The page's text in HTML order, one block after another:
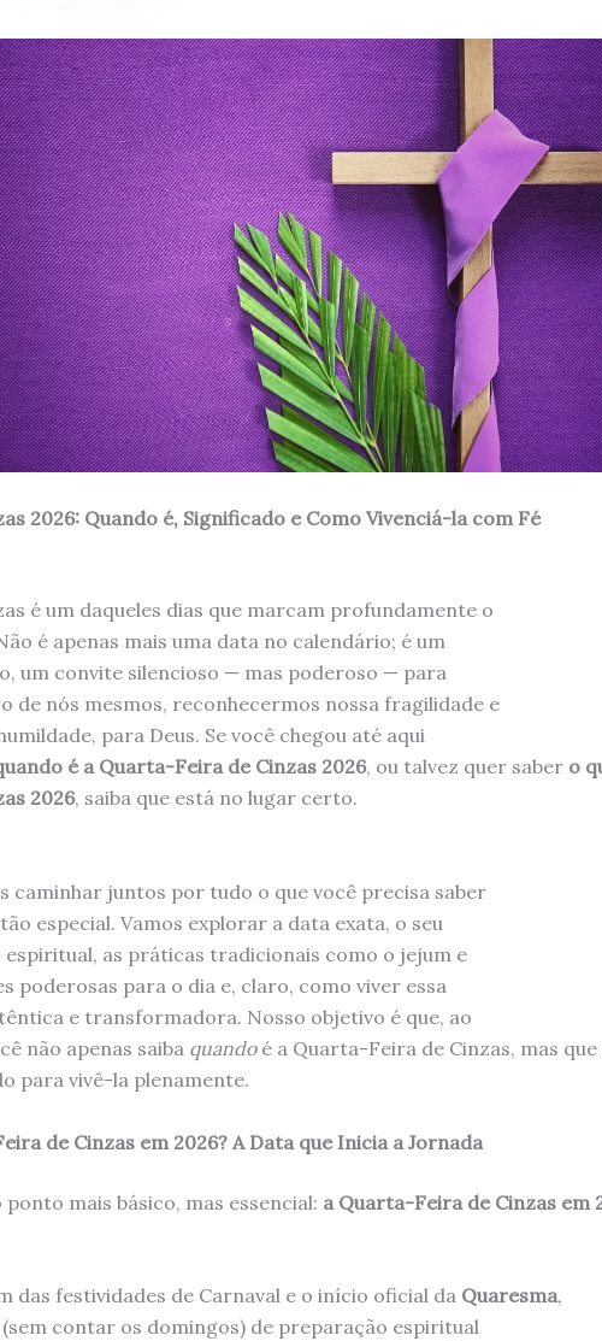
2026: Quando é, Significado e Como Vivenciá-la com Fé
é um daqueles dias que marcam profundamente o
é apenas mais uma data no calendário; é um
um convite silencioso — mas poderoso — para
de nós mesmos, reconhecermos nossa fragilidade e
para Deus. Se você chegou até aqui
é a Quarta-Feira de Cinzas 2026, ou talvez quer saber o
2026, saiba que está no lugar certo.
caminhar juntos por tudo o que você precisa saber
especial. Vamos explorar a data exata, o seu
as práticas tradicionais como o jejum e
poderosas para o dia e, claro, como viver essa
e transformadora. Nosso objetivo é que, ao
não apenas saiba quandoé a Quarta-Feira de Cinzas, mas que
para vivê-la plenamente.
de Cinzas em 2026? A Data que Inicia a Jornada
mais básico, mas essencial: a Quarta-Feira de Cinzas em
das festividades de Carnaval e o início oficial da Quaresma,
contar os domingos) de preparação espiritual